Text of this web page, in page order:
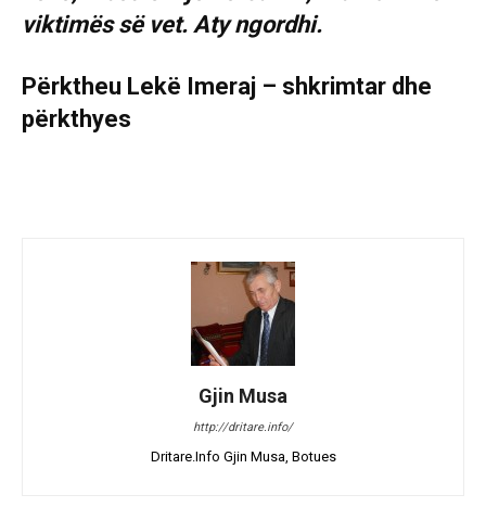
viktimës së vet. Aty ngordhi.
Përktheu Lekë Imeraj – shkrimtar dhe
përkthyes
Gjin Musa
http://dritare.info/
Dritare.Info Gjin Musa, Botues